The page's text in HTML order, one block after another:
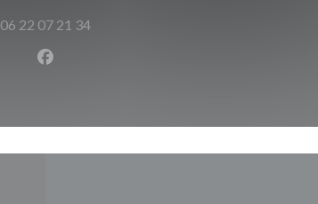
06 22 07 21 34
Facebook ((otevře se v novém okně))